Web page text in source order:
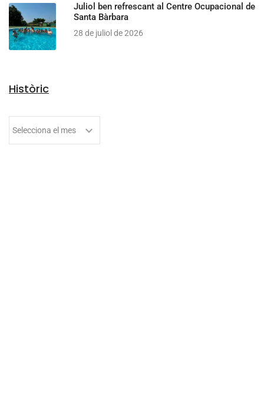
Juliol ben refrescant al Centre Ocupacional de
Santa Bàrbara
28 de juliol de 2026
Històric